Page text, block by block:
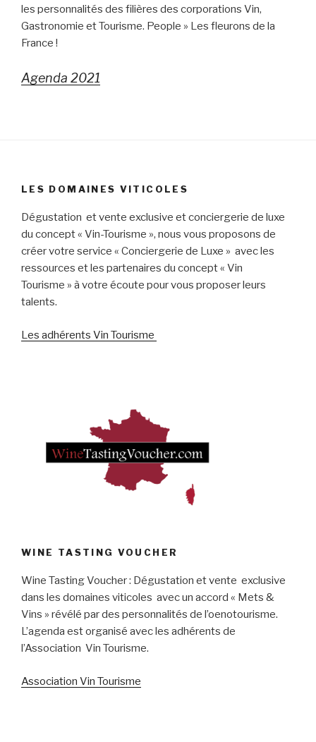
les personnalités des filières des corporations Vin,
Gastronomie et Tourisme. People » Les fleurons de la
France !
Agenda 2021
LES DOMAINES VITICOLES
Dégustation et vente exclusive et conciergerie de luxe
du concept « Vin-Tourisme », nous vous proposons de
créer votre service « Conciergerie de Luxe » avec les
ressources et les partenaires du concept « Vin
Tourisme » à votre écoute pour vous proposer leurs
talents.
Les adhérents Vin Tourisme
WINE TASTING VOUCHER
Wine Tasting Voucher : Dégustation et vente exclusive
dans les domaines viticoles avec un accord « Mets &
Vins » révélé par des personnalités de l’oenotourisme.
L’agenda est organisé avec les adhérents de
l’Association Vin Tourisme.
Association Vin Tourisme